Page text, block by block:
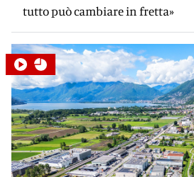
tutto può cambiare in fretta»